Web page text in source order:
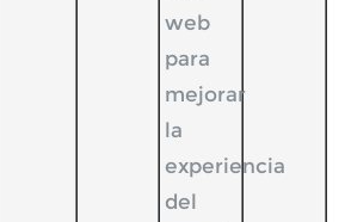
web
para
mejorar
la
experiencia
del